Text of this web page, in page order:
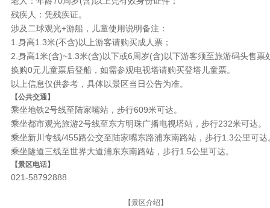
残疾人：凭残疾证。
涉及二球观光+游船，儿童使用说明备注：
1.身高1.3米(不含)以上游客请购买成人票；
2.身高1米(含)~1.3米(含)以下或6周岁(含)以下游客须至旅游码头售票
换购0元儿童票后登船，如需参观电视塔请购买登塔儿童票。
以上信息仅供参考，具体以景区当日公告为准。
【公共交通】
乘坐地铁2号线至陆家嘴站，步行609米可达。
乘坐都市观光旅游2号线至东方明珠广播电视塔站，步行232米可达。
乘坐新川专线/455路公交至陆家嘴东路浦东南路站，步行1.3公里可达
乘坐隧道三线至世界大道浦东东南路站，步行1.5公里可达。
【景区电话】
021-58792888
【景区介绍】